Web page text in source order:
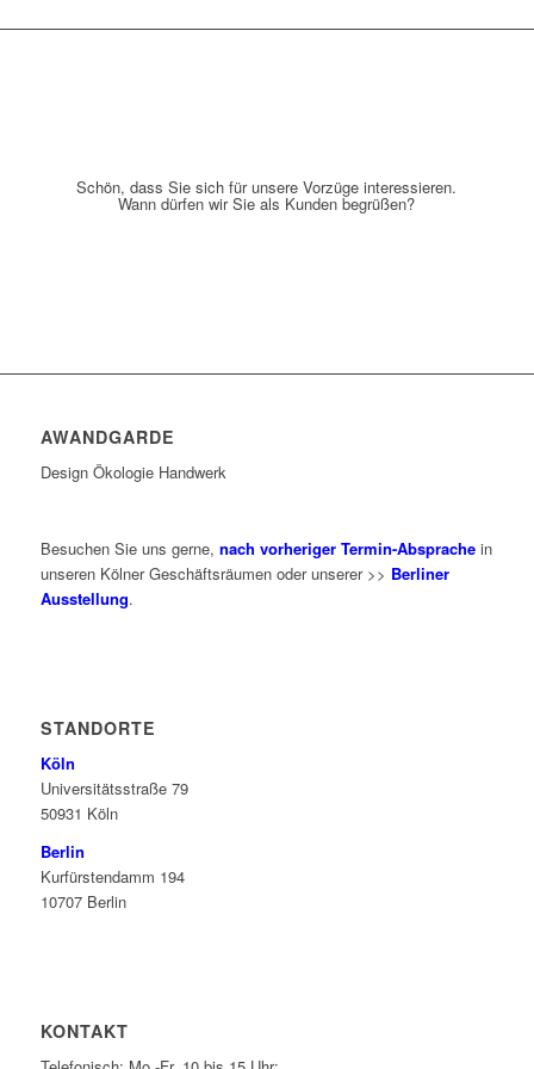
Schön, dass Sie sich für unsere Vorzüge interessieren.
Wann dürfen wir Sie als Kunden begrüßen?
AWANDGARDE
Design Ökologie Handwerk
Besuchen Sie uns gerne, nach vorheriger Termin-Absprachein
unseren Kölner Geschäftsräumen oder unserer >> Berliner
Ausstellung.
STANDORTE
Köln
Universitätsstraße 79
50931 Köln
Berlin
Kurfürstendamm 194
10707 Berlin
KONTAKT